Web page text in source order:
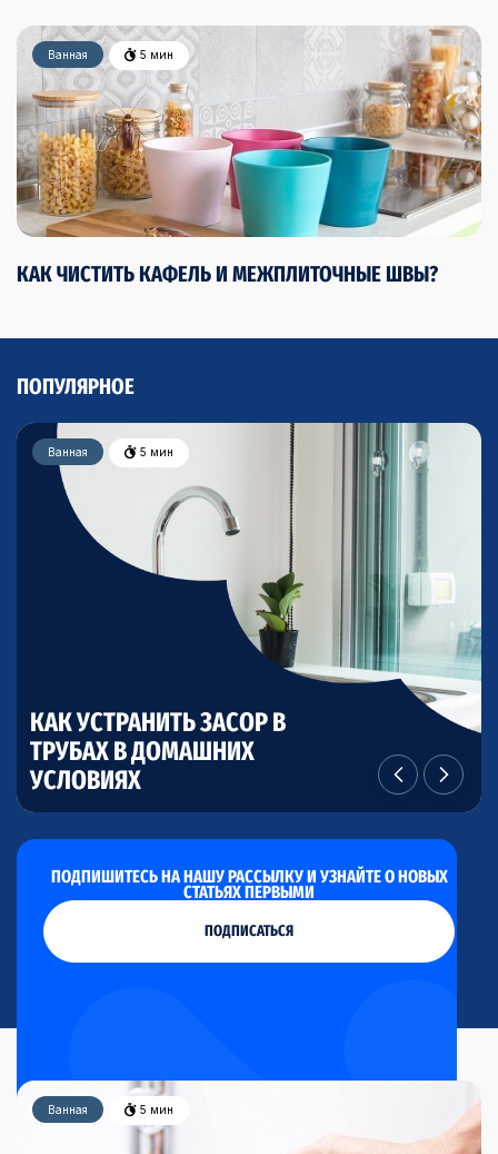
Ванная 5 мин
КАК ЧИСТИТЬ КАФЕЛЬ И МЕЖПЛИТОЧНЫЕ ШВЫ?
ПОПУЛЯРНОЕ
Ванная 5 мин
КАК УСТРАНИТЬ ЗАСОР В
ТРУБАХ В ДОМАШНИХ
УСЛОВИЯХ
Ванная 15 мин
КАК ИЗБАВИТЬСЯ ОТ
РЖАВЧИНЫ В УНИТАЗЕ
Ванная 5 мин
КАК УБРАТЬ ПЛЕСЕНЬ В
СТИРАЛЬНОЙ МАШИНЕ
Ванная 15 мин
КАК ОТСТИРАТЬ ШТОРКУ В
ВАННОЙ
ПОДПИШИТЕСЬ НА НАШУ РАССЫЛКУ И УЗНАЙТЕ О НОВЫХ
СТАТЬЯХ ПЕРВЫМИ
ПОДПИСАТЬСЯ
Ванная 5 мин